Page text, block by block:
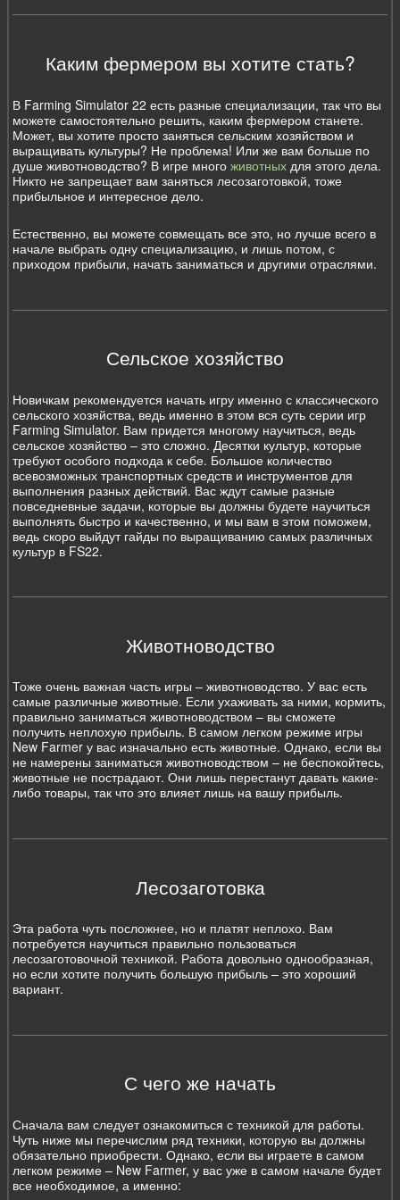
Каким фермером вы хотите стать?
В Farming Simulator 22 есть разные специализации, так что вы
можете самостоятельно решить, каким фермером станете.
Может, вы хотите просто заняться сельским хозяйством и
выращивать культуры? Не проблема! Или же вам больше по
душе животноводство? В игре многоживотных для этого дела.
Никто не запрещает вам заняться лесозаготовкой, тоже
прибыльное и интересное дело.
Естественно, вы можете совмещать все это, но лучше всего в
начале выбрать одну специализацию, и лишь потом, с
приходом прибыли, начать заниматься и другими отраслями.
Сельское хозяйство
Новичкам рекомендуется начать игру именно с классического
сельского хозяйства, ведь именно в этом вся суть серии игр
Farming Simulator. Вам придется многому научиться, ведь
сельское хозяйство – это сложно. Десятки культур, которые
требуют особого подхода к себе. Большое количество
всевозможных транспортных средств и инструментов для
выполнения разных действий. Вас ждут самые разные
повседневные задачи, которые вы должны будете научиться
выполнять быстро и качественно, и мы вам в этом поможем,
ведь скоро выйдут гайды по выращиванию самых различных
культур в FS22.
Животноводство
Тоже очень важная часть игры – животноводство. У вас есть
самые различные животные. Если ухаживать за ними, кормить,
правильно заниматься животноводством – вы сможете
получить неплохую прибыль. В самом легком режиме игры
New Farmer у вас изначально есть животные. Однако, если вы
не намерены заниматься животноводством – не беспокойтесь,
животные не пострадают. Они лишь перестанут давать какие-
либо товары, так что это влияет лишь на вашу прибыль.
Лесозаготовка
Эта работа чуть посложнее, но и платят неплохо. Вам
потребуется научиться правильно пользоваться
лесозаготовочной техникой. Работа довольно однообразная,
но если хотите получить большую прибыль – это хороший
вариант.
С чего же начать
Сначала вам следует ознакомиться с техникой для работы.
Чуть ниже мы перечислим ряд техники, которую вы должны
обязательно приобрести. Однако, если вы играете в самом
легком режиме – New Farmer, у вас уже в самом начале будет
все необходимое, а именно: